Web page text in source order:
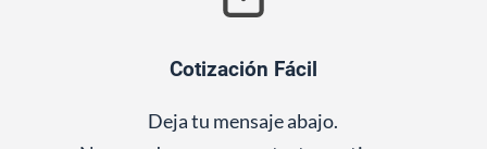
Cotización Fácil
Deja tu mensaje abajo.